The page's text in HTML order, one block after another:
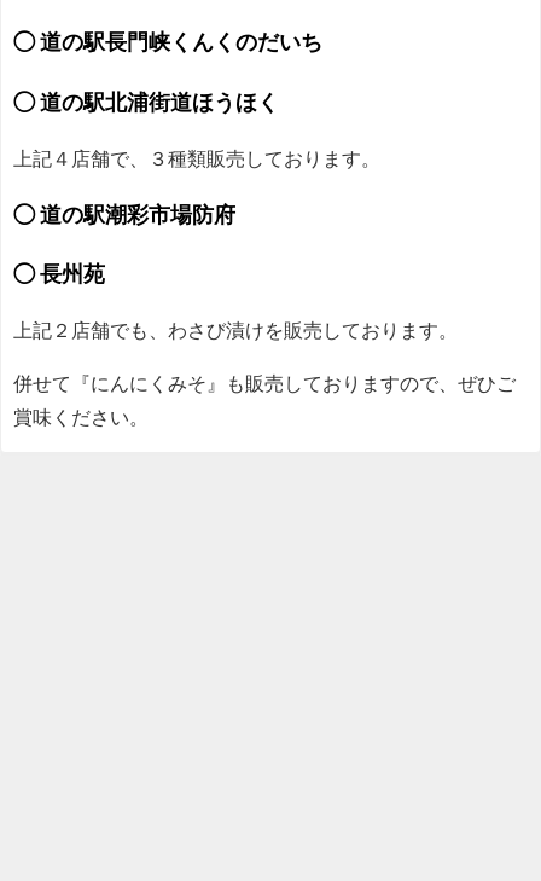
◯ 道の駅長門峡くんくのだいち
◯ 道の駅北浦街道ほうほく
上記４店舗で、３種類販売しております。
◯ 道の駅潮彩市場防府
◯ 長州苑
上記２店舗でも、わさび漬けを販売しております。
併せて『にんにくみそ』も販売しておりますので、ぜひご
賞味ください。